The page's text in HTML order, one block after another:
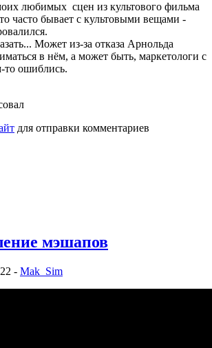
любимых сцен из культового фильма
часто бывает с культовыми вещами -
Может из-за отказа Арнольда
в нём, а может быть, маркетологи с
то ошиблись.
для отправки комментариев
мэшапов
- Mak_Sim